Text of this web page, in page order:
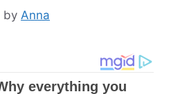
by Anna